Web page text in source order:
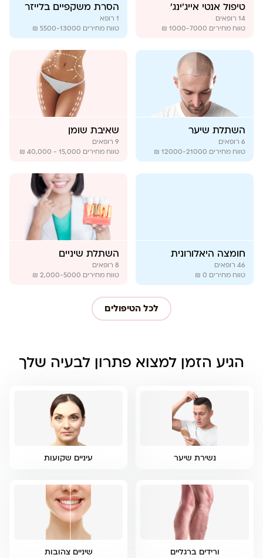
טיפול אנטי אייג'ינג'
14 רופאים
טווח מחירים 1000-7000 ₪
הסרת משקפיים בלייזר
1 רופא
טווח מחירים 5500-13000 ₪
השתלת שיער
6 רופאים
טווח מחירים 12000-21000 ₪
שאיבת שומן
9 רופאים
טווח מחירים 15,000 - 40,000 ₪
חומצה היאלורונית
46 רופאים
טווח מחירים 0 ₪
השתלת שיניים
8 רופאים
טווח מחירים 2,000-5000 ₪
לכל הטיפולים
הגיע הזמן למצוא פתרון לבעיה שלך
נשירת שיער עיניים שקועות
ורידים ברגליים שיניים צהובות